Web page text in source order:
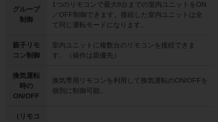
グループ
制御
1つのリモコンで最大8台までの室内ユニットをON
／OFF制御できます。接続した室内ユニットは全
て同じ運転モードになります。
親子リモ
コン制御
室内ユニットに複数台のリモコンを接続できま
す。（操作は親優先）
換気運転
時の
ON/OFF
換気専用リモコンを利用して換気運転のON/OFFを
個別に制御可能。
（リモコ